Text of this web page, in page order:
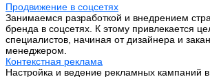
Продвижение в соцсетях
Занимаемся разработкой и внедрением
бренда в соцсетях. К этому привлекается
специалистов, начиная от дизайнера и
менеджером.
Контекстная реклама
Настройка и ведение рекламных кампаний